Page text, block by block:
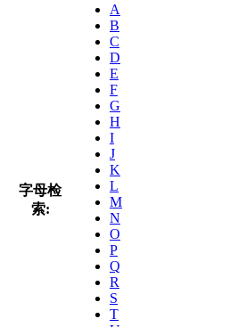
字母检
索:
A
B
C
D
E
F
G
H
I
J
K
L
M
N
O
P
Q
R
S
T